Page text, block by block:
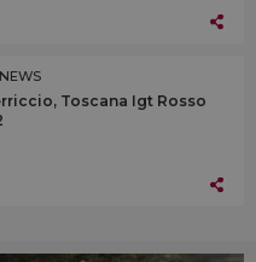
Toscana Igt Rosso